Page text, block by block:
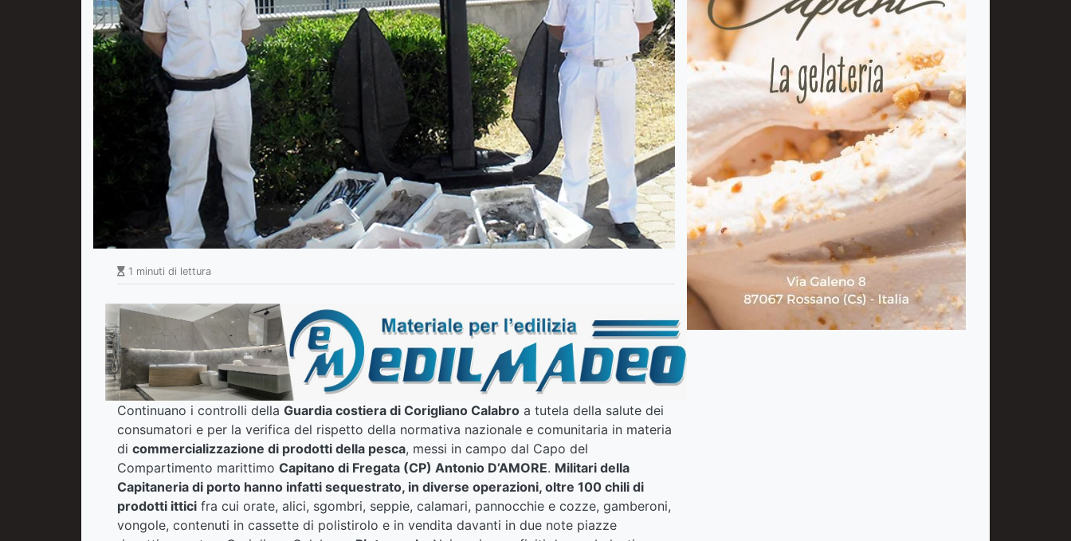
1 minuti di lettura
Continuano i controlli della Guardia costiera di Corigliano Calabro a tutela della salute dei
consumatori e per la verifica del rispetto della normativa nazionale e comunitaria in materia
di commercializzazione di prodotti della pesca, messi in campo dal Capo del
Compartimento marittimo Capitano di Fregata (CP) Antonio D’AMORE. Militari della
Capitaneria di porto hanno infatti sequestrato, in diverse operazioni, oltre 100 chili di
prodotti ittici fra cui orate, alici, sgombri, seppie, calamari, pannocchie e cozze, gamberoni,
vongole, contenuti in cassette di polistirolo e in vendita davanti in due note piazze